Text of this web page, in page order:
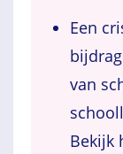
Een
van
Bekijk